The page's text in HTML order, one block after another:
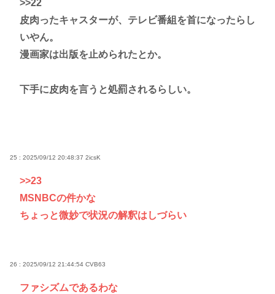
>>22
皮肉ったキャスターが、テレビ番組を首になったらし
いやん。
漫画家は出版を止められたとか。
下手に皮肉を言うと処罰されるらしい。
25 : 2025/09/12 20:48:37 2icsK
>>23
MSNBCの件かな
ちょっと微妙で状況の解釈はしづらい
26 : 2025/09/12 21:44:54 CVB63
ファシズムであるわな